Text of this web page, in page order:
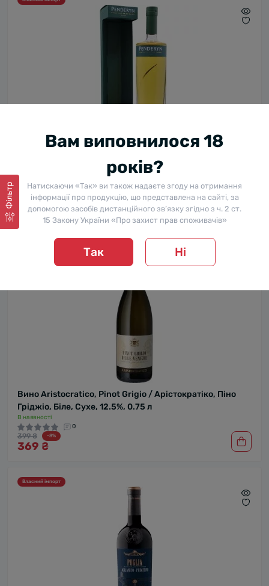
Фільтр
В наявності
0
3 299 ₴ -12%
2 899 ₴
Власний імпорт
Вино Aristocratico, Pinot Grigio / Арістократіко, Піно
Гріджіо, Біле, Сухе, 12.5%, 0.75 л
В наявності
0
399 ₴ -8%
369 ₴
Власний імпорт
Вам виповнилося 18
років?
Натискаючи «Так» ви також надаєте згоду на отримання
інформації про продукцію, що представлена на сайті, за
допомогою засобів дистанційного зв’язку згідно з ч. 2 ст.
15 Закону України «Про захист прав споживачів»
Так Ні